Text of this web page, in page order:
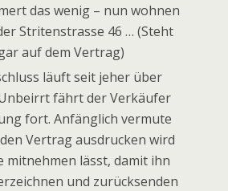
das wenig – nun wohnen
Stritenstrasse 46 … (Steht
auf dem Vertrag)
läuft seit jeher über
fährt der Verkäufer
fort. Anfänglich vermute
Vertrag ausdrucken wird
mitnehmen lässt, damit ihn
und zurücksenden